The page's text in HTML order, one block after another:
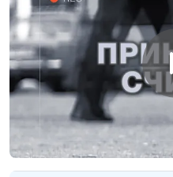
Мифы об алкоголе